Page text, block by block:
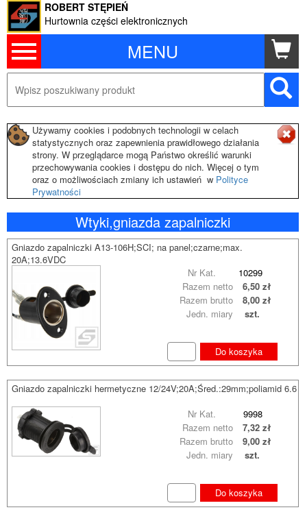
MENU
ROBERT STĘPIEŃ
Hurtownia części elektronicznych
Używamy cookies i podobnych technologii w celach
statystycznych oraz zapewnienia prawidłowego działania
strony. W przeglądarce mogą Państwo określić warunki
przechowywania cookies i dostępu do nich. Więcej o tym
oraz o możliwościach zmiany ich ustawień w Polityce
Prywatności
Wtyki,gniazda zapalniczki
Gniazdo zapalniczki A13-106H;SCI; na panel;czarne;max.
20A;13.6VDC
Nr Kat.
10299
Razem brutto 8,00 zł
Razem netto 6,50 zł
Jedn. miary szt.
Do koszyka
Gniazdo zapalniczki hermetyczne 12/24V;20A;Śred.:29mm;poliamid 6.6
Nr Kat.
9998
Razem brutto 9,00 zł
Razem netto 7,32 zł
Jedn. miary szt.
Do koszyka